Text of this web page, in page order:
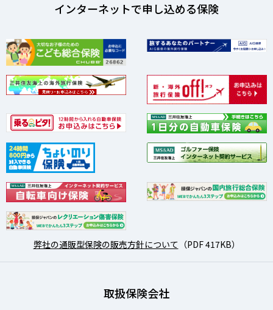
インターネットで申し込める保険
弊社の通販型保険の販売方針について （PDF 417KB）
取扱保険会社